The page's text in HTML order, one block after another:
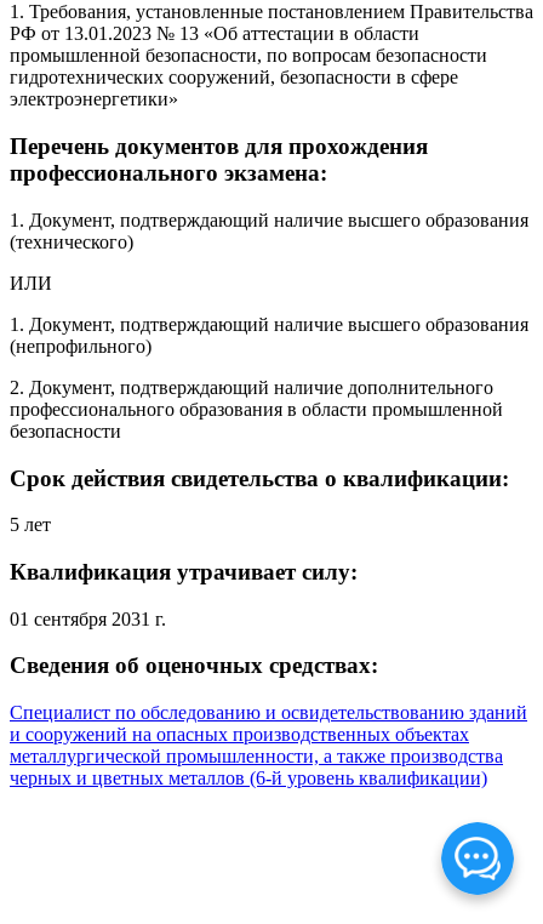
1. Требования, установленные постановлением Правительства
РФ от 13.01.2023 № 13 «Об аттестации в области
промышленной безопасности, по вопросам безопасности
гидротехнических сооружений, безопасности в сфере
электроэнергетики»
Перечень документов для прохождения
профессионального экзамена:
1. Документ, подтверждающий наличие высшего образования
(технического)
ИЛИ
1. Документ, подтверждающий наличие высшего образования
(непрофильного)
2. Документ, подтверждающий наличие дополнительного
профессионального образования в области промышленной
безопасности
Срок действия свидетельства о квалификации:
5 лет
Квалификация утрачивает силу:
01 сентября 2031 г.
Сведения об оценочных средствах:
Специалист по обследованию и освидетельствованию зданий
и сооружений на опасных производственных объектах
металлургической промышленности, а также производства
черных и цветных металлов (6-й уровень квалификации)